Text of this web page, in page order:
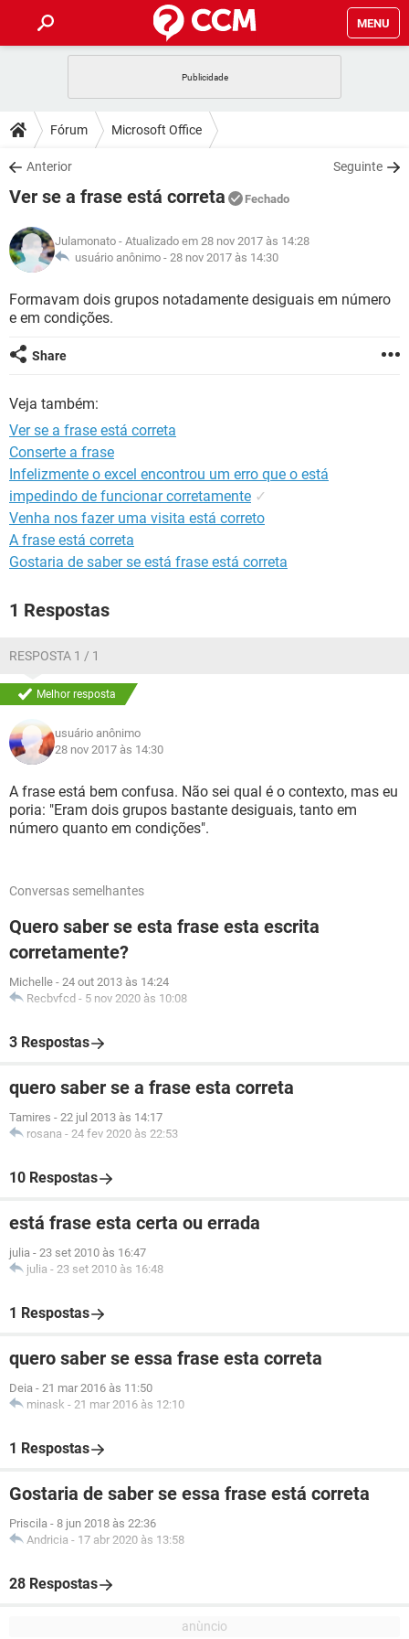
MENU
CELULAR
OUTLOOK
INSTAGRAM GMAIL
GUIA DE COMPRAS
DICAS
JOGOS
INSTAGRAM GMAIL
GUIA DE COMPRAS
DOWNLOADS
JOGOS WHATSAPP
CELULAR
OUTLOOK EXCEL
GUIA DE COMPRAS
JOGOS WHATSAPP
CELULAR
OUTLOOK EXCEL
GLOSSÁRIO
WHATSAPP
CELULAR
OUTLOOK
GUIA DE COMPRAS
Fórum Microsoft Office
Anterior Seguinte
Ver se a frase está correta Fechado
Julamonato - Atualizado em 28 nov 2017 às 14:28
usuário anônimo - 28 nov 2017 às 14:30
Formavam dois grupos notadamente desiguais em número
e em condições.
Share
Veja também:
Ver se a frase está correta
Conserte a frase
Infelizmente o excel encontrou um erro que o está
impedindo de funcionar corretamente ✓
Venha nos fazer uma visita está correto
A frase está correta
Gostaria de saber se está frase está correta
1 Respostas
RESPOSTA 1 / 1
Melhor resposta
usuário anônimo
28 nov 2017 às 14:30
A frase está bem confusa. Não sei qual é o contexto, mas eu
poria: "Eram dois grupos bastante desiguais, tanto em
número quanto em condições".
Conversas semelhantes
Quero saber se esta frase esta escrita
corretamente?
Michelle - 24 out 2013 às 14:24
Recbvfcd - 5 nov 2020 às 10:08
3 Respostas
quero saber se a frase esta correta
Tamires - 22 jul 2013 às 14:17
rosana - 24 fev 2020 às 22:53
10 Respostas
está frase esta certa ou errada
julia - 23 set 2010 às 16:47
julia - 23 set 2010 às 16:48
1 Respostas
quero saber se essa frase esta correta
Deia - 21 mar 2016 às 11:50
minask - 21 mar 2016 às 12:10
1 Respostas
Gostaria de saber se essa frase está correta
Priscila - 8 jun 2018 às 22:36
Andricia - 17 abr 2020 às 13:58
28 Respostas